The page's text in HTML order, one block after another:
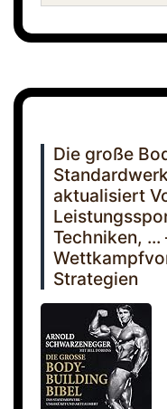
Die große
aktualisiert
Techniken, ...
Strategien